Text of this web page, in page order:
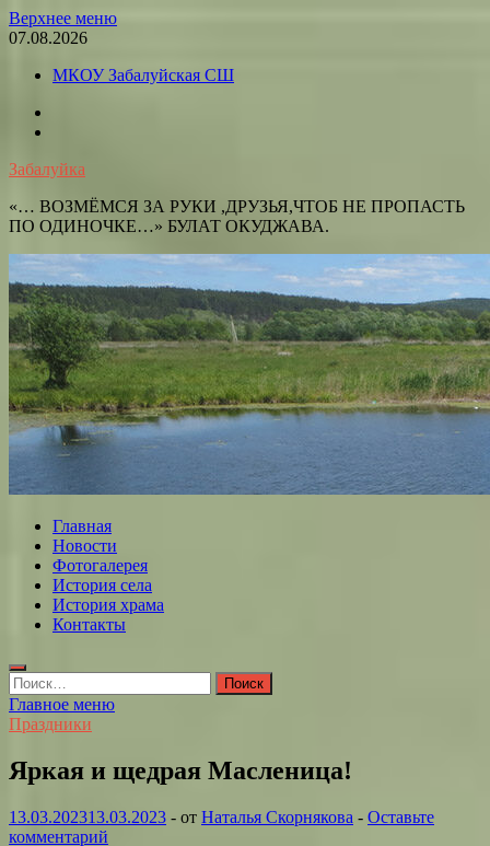
Перейти
к
Верхнее меню
07.08.2026
МКОУ Забалуйская СШ
Забалуйка
«… ВОЗМЁМСЯ ЗА РУКИ ,ДРУЗЬЯ,ЧТОБ НЕ ПРОПАСТЬ
ПО ОДИНОЧКЕ…» БУЛАТ ОКУДЖАВА.
Главная
Новости
Фотогалерея
История села
История храма
Контакты
Найти:
Главное меню
Праздники
Яркая и щедрая Масленица!
13.03.202313.03.2023 - от Наталья Скорнякова - Оставьте
комментарий